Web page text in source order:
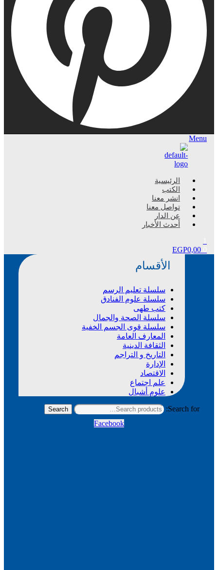
Menu
الرئيسية
الكتب
انشر معنا
تواصل معنا
عن الدار
أحدث الأخبار
EGP0,00
الأقسام
سلسلة تعليم الرسم
سلسلة علوم الفنادق
كتب طهى
سلسلة الصحة والجمال
سلسلة قوى الجسم الخفية
المعارف العامة
الثقافة الدينية
التاريخ و التراجم
الإدارة
الاقتصاد
علم اجتماع
علوم أشبال
Search for:
Search
Facebook